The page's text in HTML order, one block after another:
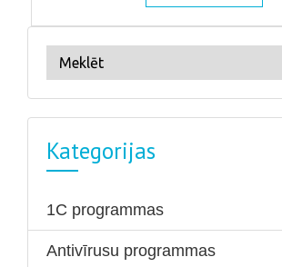
Kategorijas
1C programmas
Antivīrusu programmas